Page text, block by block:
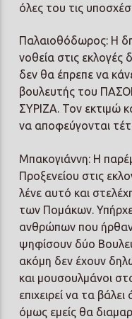
όλες του τις
Παλαιοθόδωρος: Η
νοθεία στις εκλογές
δεν θα έπρεπε να
βουλευτής του
ΣΥΡΙΖΑ. Τον εκτιμώ
να αποφεύγονται
Μπακογιάννη: Η
Προξενείου στις
λένε αυτό και
των Πομάκων.
ανθρώπων που ήρθαν
ψηφίσουν δύο
ακόμη δεν έχουν
και μουσουλμάνοι
επιχειρεί να τα
όμως εμείς θα